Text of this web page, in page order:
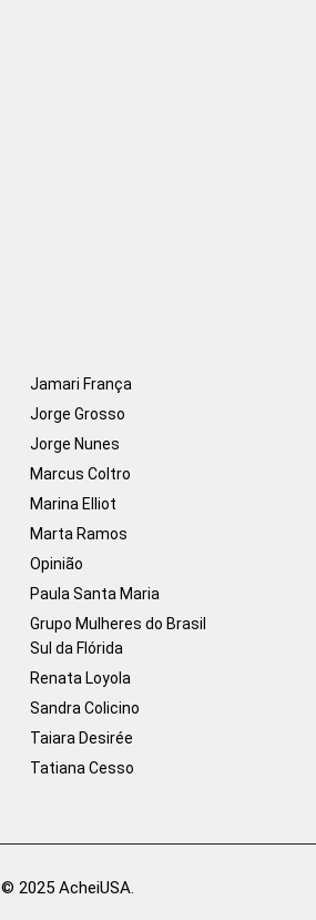
Jamari França
Jorge Grosso
Jorge Nunes
Marcus Coltro
Marina Elliot
Marta Ramos
Opinião
Paula Santa Maria
Grupo Mulheres do Brasil
Sul da Flórida
Renata Loyola
Sandra Colicino
Taiara Desirée
Tatiana Cesso
© 2025 AcheiUSA.